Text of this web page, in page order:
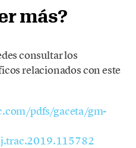
más?
consultar los
relacionados con este
pdfs/gaceta/gm-